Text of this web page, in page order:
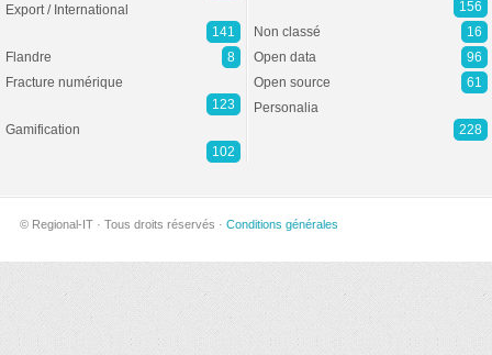
Export / International
141
Flandre
8
Fracture numérique
123
Gamification
102
156
Non classé
16
Open data
96
Open source
61
Personalia
228
© Regional-IT · Tous droits réservés · Conditions générales